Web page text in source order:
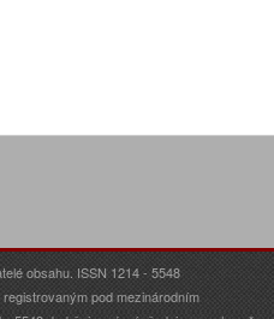
obsahu. ISSN 1214 - 5548
pod mezinárodním